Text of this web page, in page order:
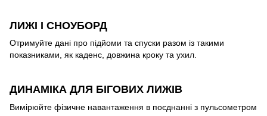
ЛИЖІ І СНОУБОРД
Отримуйте дані про підйоми та спуски разом із такими
показниками, як каденс, довжина кроку та ухил.
ДИНАМІКА ДЛЯ БІГОВИХ ЛИЖІВ
Вимірюйте фізичне навантаження в поєднанні з пульсометром